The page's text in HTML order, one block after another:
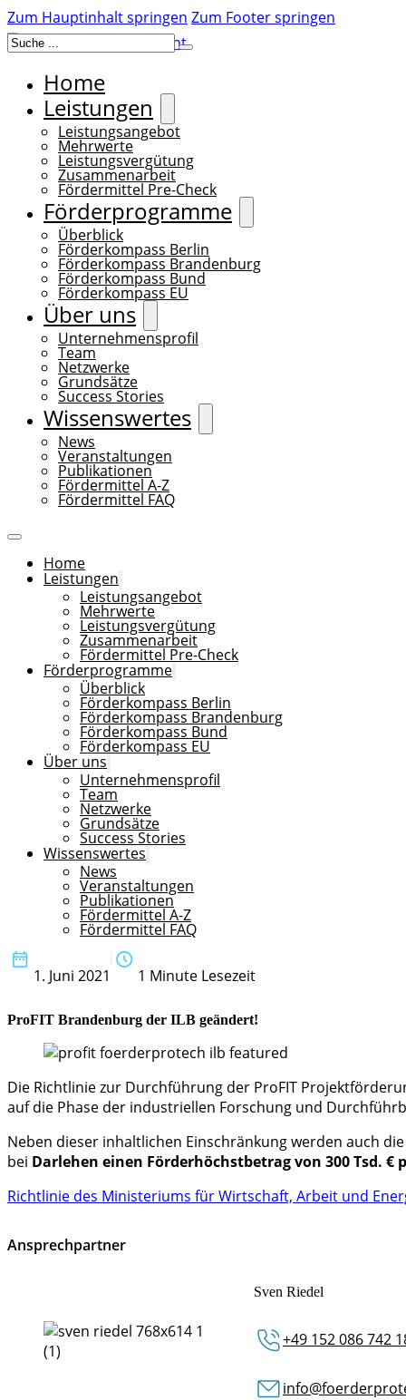
Zum Hauptinhalt springen Zum Footer springen
Suchen
Home
Leistungen
Leistungsangebot
Mehrwerte
Leistungsvergütung
Zusammenarbeit
Fördermittel Pre-Check
Förderprogramme
Überblick
Förderkompass Berlin
Förderkompass Brandenburg
Förderkompass Bund
Förderkompass EU
Über uns
Unternehmensprofil
Team
Netzwerke
Grundsätze
Success Stories
Wissenswertes
News
Veranstaltungen
Publikationen
Fördermittel A-Z
Fördermittel FAQ
Home
Leistungen
Leistungsangebot
Mehrwerte
Leistungsvergütung
Zusammenarbeit
Fördermittel Pre-Check
Förderprogramme
Überblick
Förderkompass Berlin
Förderkompass Brandenburg
Förderkompass Bund
Förderkompass EU
Über uns
Unternehmensprofil
Team
Netzwerke
Grundsätze
Success Stories
Wissenswertes
News
Veranstaltungen
Publikationen
Fördermittel A-Z
Fördermittel FAQ
1. Juni 2021 1 Minute Lesezeit
ProFIT Brandenburg der ILB geändert!
Die Richtlinie zur Durchführung der ProFIT
auf die Phase der industriellen Forschung und
Neben dieser inhaltlichen Einschränkung werden auch
bei Darlehen einen Förderhöchstbetrag von 300 Tsd. €
Richtlinie des Ministeriums für Wirtschaft, Arbeit und
Ansprechpartner
Sven Riedel
+49 152 086 742